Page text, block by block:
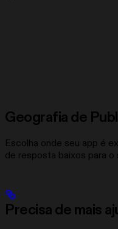
Geografia de
Escolha onde seu app é
de resposta baixos para o
Precisa de mais